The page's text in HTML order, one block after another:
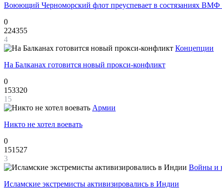
Воюющий Черноморский флот преуспевает в состязаниях ВМФ
0
224355
4
Концепции
На Балканах готовится новый прокси-конфликт
0
153320
15
Армии
Никто не хотел воевать
0
151527
3
Войны и
Исламские экстремисты активизировались в Индии